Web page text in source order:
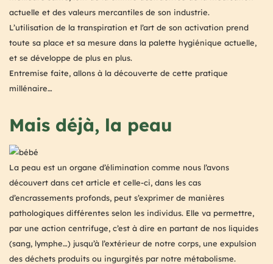
actuelle et des valeurs mercantiles de son industrie.
L’utilisation de la transpiration et l’art de son activation prend
toute sa place et sa mesure dans la palette hygiénique actuelle,
et se développe de plus en plus.
Entremise faite, allons à la découverte de cette pratique
millénaire…
Mais déjà, la peau
La peau est un organe d’élimination comme nous l’avons
découvert dans cet article et celle-ci, dans les cas
d’encrassements profonds, peut s’exprimer de manières
pathologiques différentes selon les individus. Elle va permettre,
par une action centrifuge, c’est à dire en partant de nos liquides
(sang, lymphe…) jusqu’à l’extérieur de notre corps, une expulsion
des déchets produits ou ingurgités par notre métabolisme.